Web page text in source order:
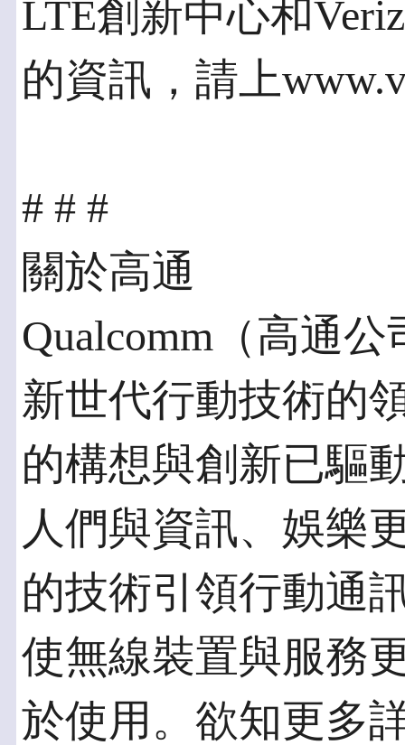
LTE創新中心和
的資訊，請上
# # #
關於高通
Qualcomm（高通公
新世代行動技術的
的構想與創新已驅
人們與資訊、娛樂
的技術引領行動通
使無線裝置與服務
於使用。欲知更多